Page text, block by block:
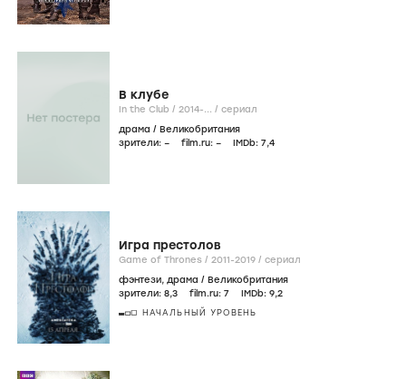
В клубе
In the Club / 2014-... / сериал
драма / Великобритания
зрители: – film.ru: – IMDb: 7,4
Игра престолов
Game of Thrones / 2011-2019 / сериал
фэнтези, драма / Великобритания
зрители: 8,3 film.ru: 7 IMDb: 9,2
НАЧАЛЬНЫЙ УРОВЕНЬ